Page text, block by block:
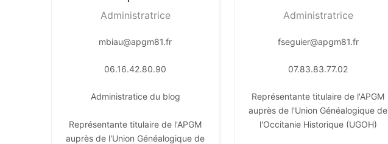
Administratrice
mbiau@apgm81.fr
06.16.42.80.90
Administratice du blog
Représentante titulaire de l'APGM
auprès de l'Union Généalogique de
Administratrice
fseguier@apgm81.fr
07.83.83.77.02
Représentante titulaire de l'APGM
auprès de l'Union Généalogique de
l'Occitanie Historique (UGOH)